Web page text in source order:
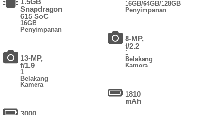
1.5GB
Snapdragon
615 SoC
16GB
Penyimpanan
13-MP,
f/1.9
1
Belakang
Kamera
3000
16GB/64GB/128GB
Penyimpanan
8-MP,
f/2.2
1
Belakang
Kamera
1810
mAh